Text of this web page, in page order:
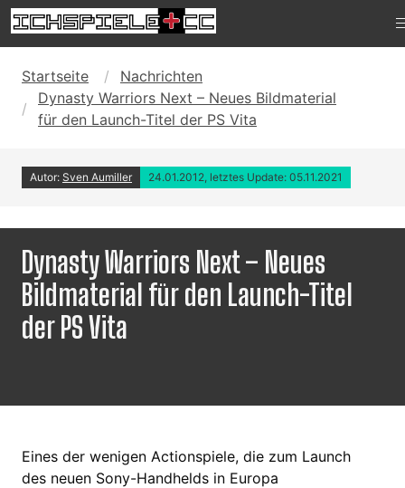
Startseite
Nachrichten
Dynasty Warriors Next – Neues Bildmaterial
für den Launch-Titel der PS Vita
Autor: Sven Aumiller 24.01.2012, letztes Update: 05.11.2021
Dynasty Warriors Next – Neues
Bildmaterial für den Launch-Titel
der PS Vita
Eines der wenigen Actionspiele, die zum Launch
des neuen Sony-Handhelds in Europa